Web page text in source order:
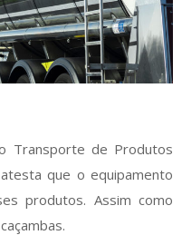
Transporte de Produtos
que o equipamento
produtos. Assim como